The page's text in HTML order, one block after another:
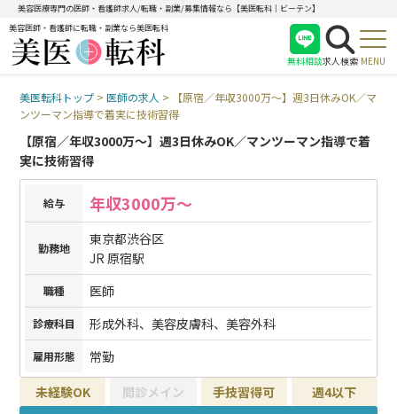
美容医療専門の医師・看護師求人/転職・副業/募集情報なら【美医転科｜ビーテン】
美容医師・看護師に転職・副業なら美医転科
無料相談
医師
求人検索 MENU
美医転科トップ >医師の求人 >
【原宿／年収3000万〜】週3日休みOK／マ
ンツーマン指導で着実に技術習得
【原宿／年収3000万〜】週3日休みOK／マンツーマン指導で着
実に技術習得
給与 年収3000万〜
勤務地
東京都渋谷区
JR 原宿駅
職種 医師
診療科目 形成外科、美容皮膚科、美容外科
雇用形態
常勤
未経験OK
問診メイン 手技習得可 週4以下